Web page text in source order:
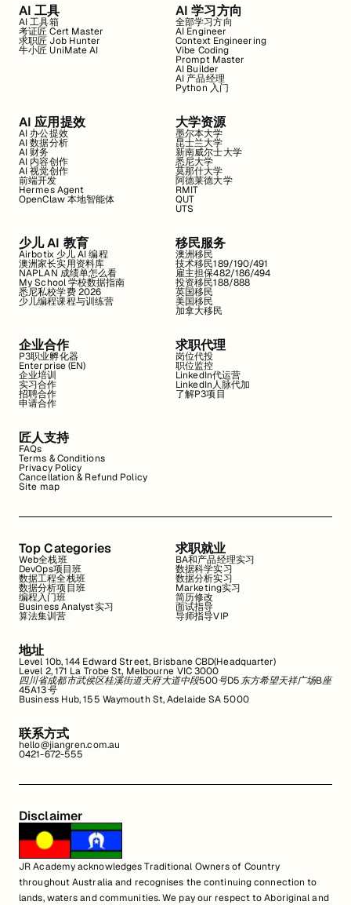
AI 工具
AI 工具箱
考证匠 Cert Master
求职匠 Job Hunter
牛小匠 UniMate AI
AI 学习方向
全部学习方向
AI Engineer
Context Engineering
Vibe Coding
Prompt Master
AI Builder
AI 产品经理
Python 入门
AI 应用提效
AI 办公提效
AI 数据分析
AI 财务
AI 内容创作
AI 视觉创作
前端开发
Hermes Agent
OpenClaw 本地智能体
大学资源
墨尔本大学
昆士兰大学
新南威尔士大学
悉尼大学
莫那什大学
阿德莱德大学
RMIT
QUT
UTS
少儿 AI 教育
Airbotix 少儿 AI 编程
澳洲家长实用资料库
NAPLAN 成绩单怎么看
My School 学校数据指南
悉尼私校学费 2026
少儿编程课程与训练营
移民服务
澳洲移民
技术移民189/190/491
雇主担保482/186/494
投资移民188/888
英国移民
美国移民
加拿大移民
企业合作
P3职业孵化器
Enterprise (EN)
企业培训
实习合作
招聘合作
申请合作
求职代理
岗位代投
职位监控
LinkedIn代运营
LinkedIn人脉代加
了解P3项目
匠人支持
FAQs
Terms & Conditions
Privacy Policy
Cancellation & Refund Policy
Site map
Top Categories
Web全栈班
DevOps项目班
数据工程全栈班
数据分析项目班
编程入门班
Business Analyst实习
算法集训营
求职就业
BA和产品经理实习
数据科学实习
数据分析实习
Marketing实习
简历修改
面试指导
导师指导VIP
地址
Level 10b, 144 Edward Street, Brisbane CBD(Headquarter)
Level 2, 171 La Trobe St, Melbourne VIC 3000
四川省成都市武侯区桂溪街道天府大道中段500号D5东方希望天祥广场B座
45A13号
Business Hub, 155 Waymouth St, Adelaide SA 5000
联系方式
hello@jiangren.com.au
0421-672-555
Disclaimer
JR Academy acknowledges Traditional Owners of Country
throughout Australia and recognises the continuing connection to
lands, waters and communities. We pay our respect to Aboriginal and